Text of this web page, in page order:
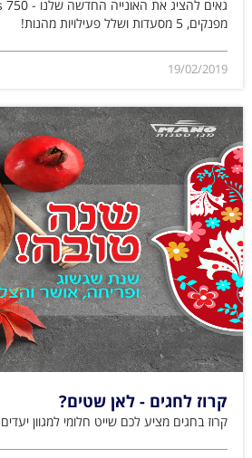
מפנקים, 5 מסעדות ושלל פעילויות מהנות!
19/02/2019
קרוז לחגים - לאן שטים?
קרוז בחגים מציע לכם שייט חלומי למגוון